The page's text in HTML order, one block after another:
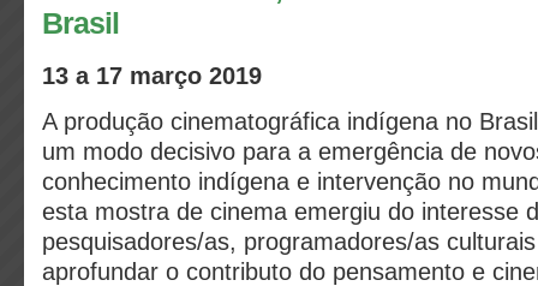
Brasil
13 a 17 março 2019
A produção cinematográfica indígena no
um modo decisivo para a emergência de
conhecimento indígena e intervenção no
esta mostra de cinema emergiu do interesse
pesquisadores/as, programadores/as
aprofundar o contributo do pensamento e